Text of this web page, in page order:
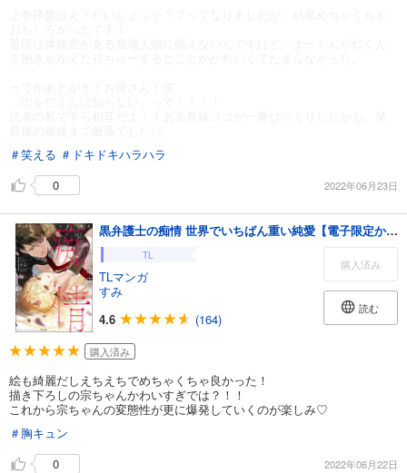
＃笑える ＃ドキドキハラハラ
0
2022年06月23日
黒弁護士の痴情 世界でいちばん重い純愛【電子限定かきおろし漫画付】 （1）
TL
TLマンガ
すみ
4.6
(164)
購入済み
読む
購入済み
絵も綺麗だしえちえちでめちゃくちゃ良かった！
描き下ろしの宗ちゃんかわいすぎでは？！！
これから宗ちゃんの変態性が更に爆発していくのが楽しみ♡
＃胸キュン
0
2022年06月22日